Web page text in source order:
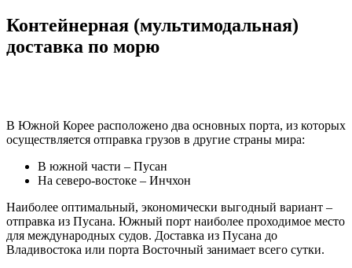
Контейнерная (мультимодальная)
доставка по морю
В Южной Корее расположено два основных порта, из которых
осуществляется отправка грузов в другие страны мира:
В южной части – Пусан
На северо-востоке – Инчхон
Наиболее оптимальный, экономически выгодный вариант –
отправка из Пусана. Южный порт наиболее проходимое место
для международных судов. Доставка из Пусана до
Владивостока или порта Восточный занимает всего сутки.